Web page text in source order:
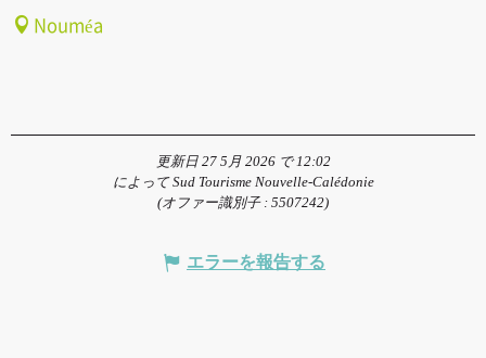
Nouméa
更新日 27 5月 2026 で 12:02
によって Sud Tourisme Nouvelle-Calédonie
(オファー識別子 : 5507242)
エラーを報告する